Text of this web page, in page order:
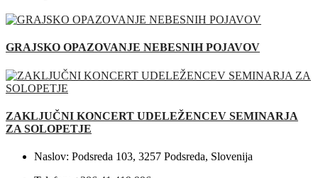
GRAJSKO OPAZOVANJE NEBESNIH POJAVOV
ZAKLJUČNI KONCERT UDELEŽENCEV SEMINARJA
ZA SOLOPETJE
Naslov: Podsreda 103, 3257 Podsreda, Slovenija